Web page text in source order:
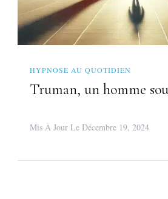
HYPNOSE AU QUOTIDIEN
Truman, un homme
Mis À Jour Le Décembre 19, 2024